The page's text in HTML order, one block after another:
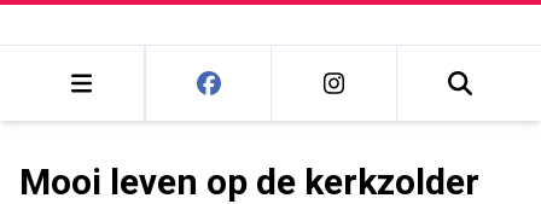
Mooi leven op de kerkzolder